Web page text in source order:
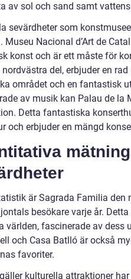
av sol och sand samt
sevärdheter som
Museu Nacional d’Art de
konst och är ett måste för
del, erbjuder en
området och en fantastisk
av musik kan Palau de la
Detta fantastiska
och erbjuder en mängd
är Sagrada Familia den
besökare varje år.
världen, fascinerade av dess
och Casa Batlló är också
favoriter.
kulturella attraktioner